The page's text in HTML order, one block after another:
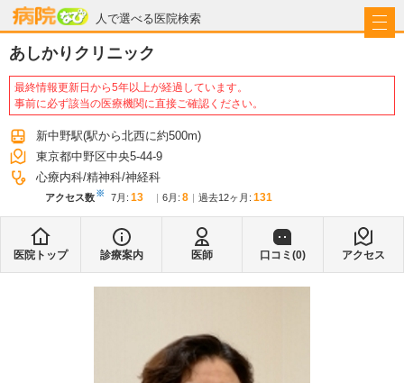
人で選べる医院検索
病院なび
あしかりクリニック
最終情報更新日から5年以上が経過しています。
事前に必ず該当の医療機関に直接ご確認ください。
新中野駅(駅から北西に約500m)
東京都中野区中央5-44-9
心療内科 精神科 神経科
アクセス数※ 7月 : 13 6月 : 8 過去12ヶ月: 131
医院トップ 診療案内 医師 口コミ(0) アクセス